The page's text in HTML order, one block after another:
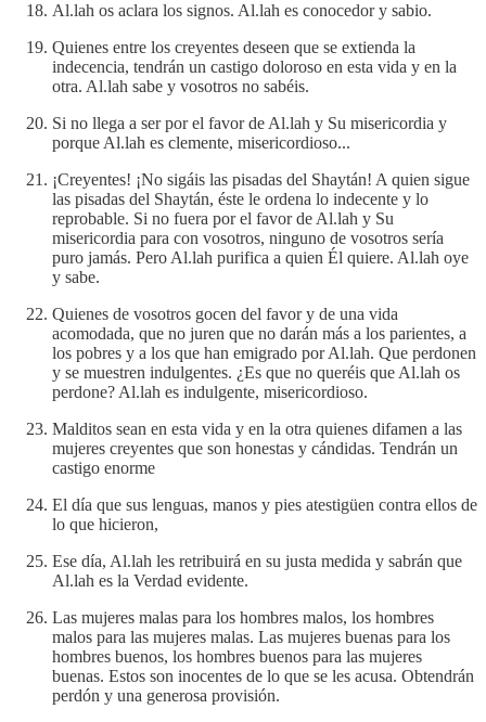
Al.lah os aclara los signos. Al.lah es conocedor y sabio.
Quienes entre los creyentes deseen que se extienda la
indecencia, tendrán un castigo doloroso en esta vida y en la
otra. Al.lah sabe y vosotros no sabéis.
Si no llega a ser por el favor de Al.lah y Su misericordia y
porque Al.lah es clemente, misericordioso...
¡Creyentes! ¡No sigáis las pisadas del Shaytán! A quien sigue
las pisadas del Shaytán, éste le ordena lo indecente y lo
reprobable. Si no fuera por el favor de Al.lah y Su
misericordia para con vosotros, ninguno de vosotros sería
puro jamás. Pero Al.lah purifica a quien Él quiere. Al.lah oye
y sabe.
Quienes de vosotros gocen del favor y de una vida
acomodada, que no juren que no darán más a los parientes, a
los pobres y a los que han emigrado por Al.lah. Que perdonen
y se muestren indulgentes. ¿Es que no queréis que Al.lah os
perdone? Al.lah es indulgente, misericordioso.
Malditos sean en esta vida y en la otra quienes difamen a las
mujeres creyentes que son honestas y cándidas. Tendrán un
castigo enorme
El día que sus lenguas, manos y pies atestigüen contra ellos de
lo que hicieron,
Ese día, Al.lah les retribuirá en su justa medida y sabrán que
Al.lah es la Verdad evidente.
Las mujeres malas para los hombres malos, los hombres
malos para las mujeres malas. Las mujeres buenas para los
hombres buenos, los hombres buenos para las mujeres
buenas. Estos son inocentes de lo que se les acusa. Obtendrán
perdón y una generosa provisión.